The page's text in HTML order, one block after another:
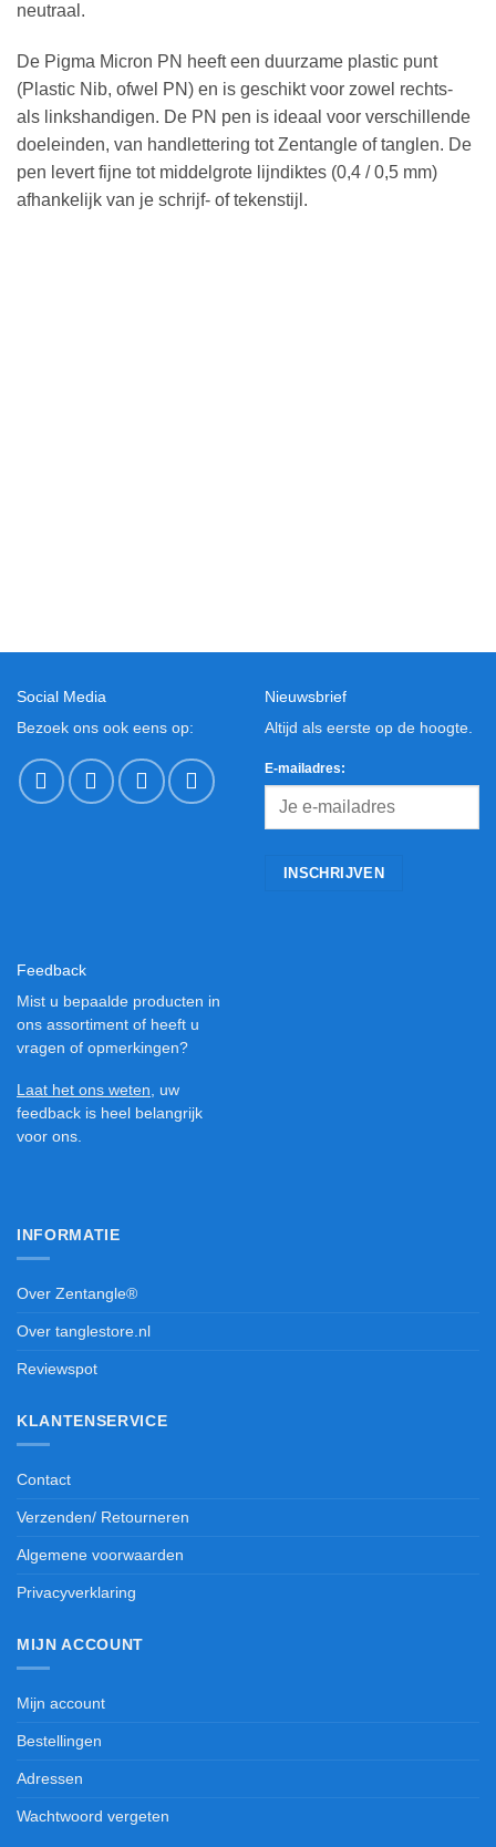
neutraal.
De Pigma Micron PN heeft een duurzame plastic punt
(Plastic Nib, ofwel PN) en is geschikt voor zowel rechts-
als linkshandigen. De PN pen is ideaal voor verschillende
doeleinden, van handlettering tot Zentangle of tanglen. De
pen levert fijne tot middelgrote lijndiktes (0,4 / 0,5 mm)
afhankelijk van je schrijf- of tekenstijl.
Social Media
Bezoek ons ook eens op:
Nieuwsbrief
Altijd als eerste op de hoogte.
E-mailadres:
Feedback
Mist u bepaalde producten in
ons assortiment of heeft u
vragen of opmerkingen?
Laat het ons weten, uw
feedback is heel belangrijk
voor ons.
INFORMATIE
Over Zentangle®
Over tanglestore.nl
Reviewspot
KLANTENSERVICE
Contact
Verzenden/ Retourneren
Algemene voorwaarden
Privacyverklaring
MIJN ACCOUNT
Mijn account
Bestellingen
Adressen
Wachtwoord vergeten